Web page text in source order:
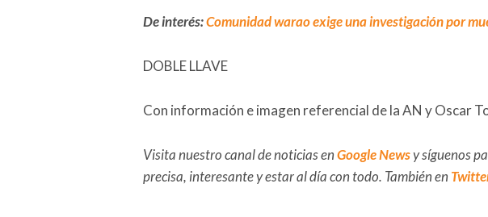
De interés:Comunidad warao exige una investigación por
DOBLE LLAVE
Con información e imagen referencial de la AN y Oscar
Visita nuestro canal de noticias enGoogle Newsy síguenos
precisa, interesante y estar al día con todo. También en